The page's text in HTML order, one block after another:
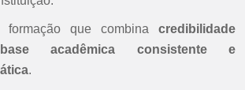
formação que combina credibilidade
acadêmica consistente e
.